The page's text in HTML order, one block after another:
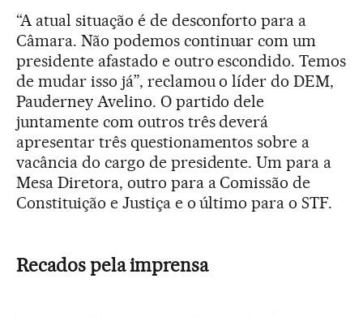
“A atual situação é de desconforto para a
Câmara. Não podemos continuar com um
presidente afastado e outro escondido. Temos
de mudar isso já”, reclamou o líder do DEM,
Pauderney Avelino. O partido dele
juntamente com outros três deverá
apresentar três questionamentos sobre a
vacância do cargo de presidente. Um para a
Mesa Diretora, outro para a Comissão de
Constituição e Justiça e o último para o STF.
Recados pela imprensa